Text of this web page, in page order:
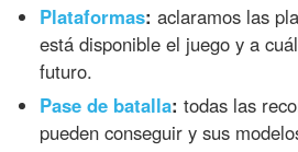
Plataformas: aclaramos las
está disponible el juego y a
futuro.
Pase de batalla: todas las
pueden conseguir y sus